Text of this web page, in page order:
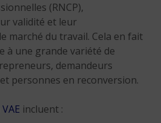
(RNCP),
validité et leur
marché du travail. Cela en fait
à une grande variété de
demandeurs
personnes en reconversion.
VAE incluent :